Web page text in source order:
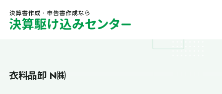
衣料品卸 N㈱